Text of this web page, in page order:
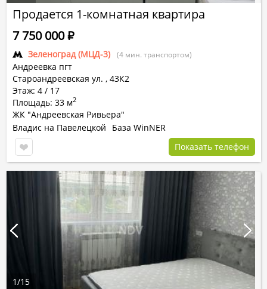
Продается 1-комнатная квартира
Зеленоград (МЦД-3) (4 мин. транспортом)
Андреевка пгт
Староандреевская ул. , 43К2
Этаж: 4 / 17
Площадь: 33 м2
ЖК "Андреевская Ривьера"
7 750 000Р
Владис на Павелецкой
База WinNER
Показать телефон
1/15